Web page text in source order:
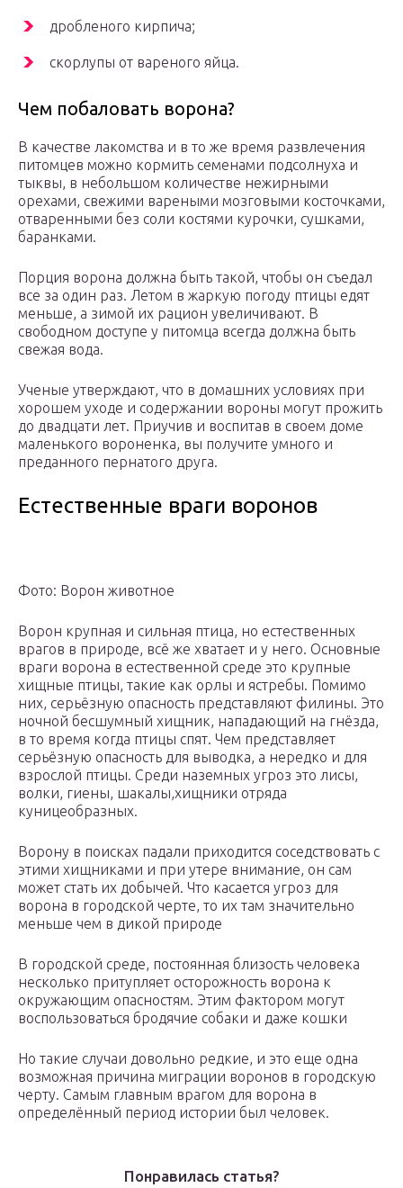
дробленого кирпича;
скорлупы от вареного яйца.
Чем побаловать ворона?
В качестве лакомства и в то же время развлечения
питомцев можно кормить семенами подсолнуха и
тыквы, в небольшом количестве нежирными
орехами, свежими вареными мозговыми косточками,
отваренными без соли костями курочки, сушками,
баранками.
Порция ворона должна быть такой, чтобы он съедал
все за один раз. Летом в жаркую погоду птицы едят
меньше, а зимой их рацион увеличивают. В
свободном доступе у питомца всегда должна быть
свежая вода.
Ученые утверждают, что в домашних условиях при
хорошем уходе и содержании вороны могут прожить
до двадцати лет. Приучив и воспитав в своем доме
маленького вороненка, вы получите умного и
преданного пернатого друга.
Естественные враги воронов
Фото: Ворон животное
Ворон крупная и сильная птица, но естественных
врагов в природе, всё же хватает и у него. Основные
враги ворона в естественной среде это крупные
хищные птицы, такие как орлы и ястребы. Помимо
них, серьёзную опасность представляют филины. Это
ночной бесшумный хищник, нападающий на гнёзда,
в то время когда птицы спят. Чем представляет
серьёзную опасность для выводка, а нередко и для
взрослой птицы. Среди наземных угроз это лисы,
волки, гиены, шакалы,хищники отряда
куницеобразных.
Ворону в поисках падали приходится соседствовать с
этими хищниками и при утере внимание, он сам
может стать их добычей. Что касается угроз для
ворона в городской черте, то их там значительно
меньше чем в дикой природе
В городской среде, постоянная близость человека
несколько притупляет осторожность ворона к
окружающим опасностям. Этим фактором могут
воспользоваться бродячие собаки и даже кошки
Но такие случаи довольно редкие, и это еще одна
возможная причина миграции воронов в городскую
черту. Самым главным врагом для ворона в
определённый период истории был человек.
Понравилась статья?